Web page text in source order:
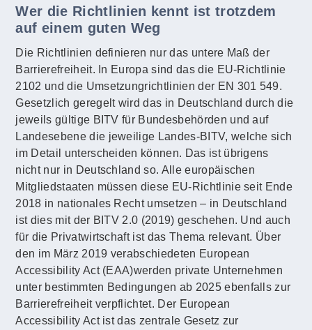
Wer die Richtlinien kennt ist trotzdem
auf einem guten Weg
Die Richtlinien definieren nur das untere Maß der
Barrierefreiheit. In Europa sind das die EU-Richtlinie
2102 und die Umsetzungrichtlinien der EN 301 549.
Gesetzlich geregelt wird das in Deutschland durch die
jeweils gültige BITV für Bundesbehörden und auf
Landesebene die jeweilige Landes-BITV, welche sich
im Detail unterscheiden können. Das ist übrigens
nicht nur in Deutschland so. Alle europäischen
Mitgliedstaaten müssen diese EU-Richtlinie seit Ende
2018 in nationales Recht umsetzen – in Deutschland
ist dies mit der BITV 2.0 (2019) geschehen. Und auch
für die Privatwirtschaft ist das Thema relevant. Über
den im März 2019 verabschiedeten European
Accessibility Act (EAA)werden private Unternehmen
unter bestimmten Bedingungen ab 2025 ebenfalls zur
Barrierefreiheit verpflichtet. Der European
Accessibility Act ist das zentrale Gesetz zur